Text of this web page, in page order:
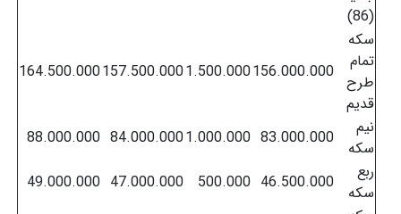
(86)
سکه
تمام
طرح
قدیم
156.000.000
1.500.000
157.500.000
164.500.000
نیم
سکه
83.000.000
1.000.000
84.000.000
88.000.000
ربع
سکه
46.500.000
500.000
47.000.000
49.000.000